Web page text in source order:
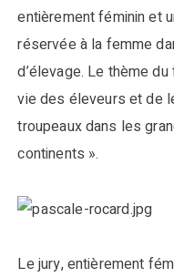
entièrement féminin et
réservée à la femme
d’élevage. Le thème
vie des éleveurs et de
troupeaux dans les
continents ».
Le jury, entièrement